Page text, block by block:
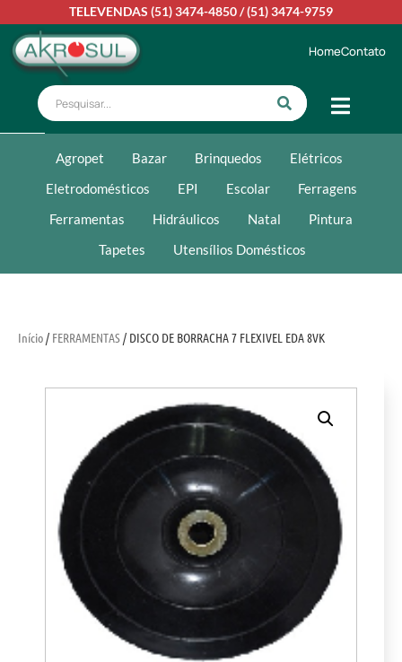
TELEVENDAS (51) 3474-4850/(51) 3474-9759
HomeContato
Agropet Bazar Brinquedos
Elétricos
Eletrodomésticos
EPI Escolar
Ferragens
Ferramentas
Hidráulicos Natal
Pintura
Tapetes
Utensílios Domésticos
Início/ FERRAMENTAS/ DISCO DE BORRACHA 7 FLEXIVEL EDA 8VK